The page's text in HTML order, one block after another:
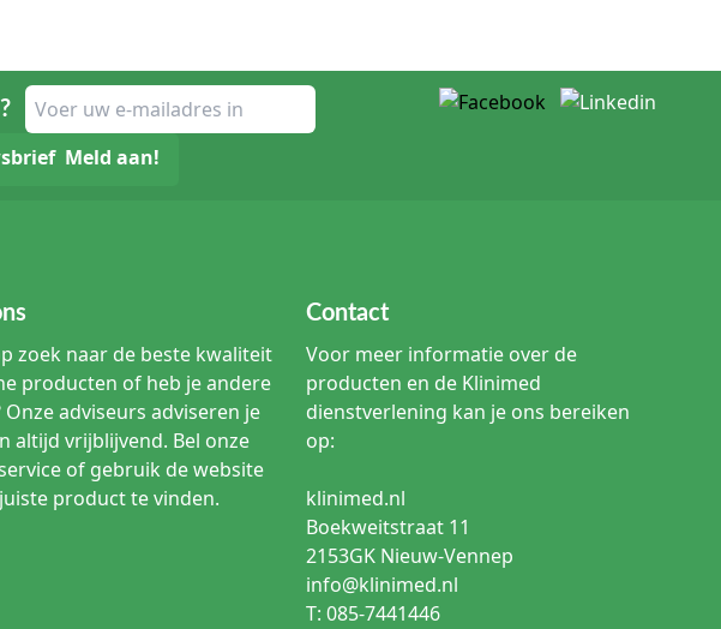
Meld aan!
zoek naar de beste kwaliteit
producten of heb je andere
Onze adviseurs adviseren je
altijd vrijblijvend. Bel onze
of gebruik de website
product te vinden.
Contact
Voor meer informatie over de
producten en de Klinimed
dienstverlening kan je ons bereiken
op:
klinimed.nl
Boekweitstraat 11
2153GK Nieuw-Vennep
info@klinimed.nl
T: 085-7441446